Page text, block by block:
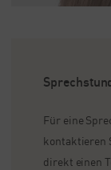
Für eine
kontaktieren
direkt einen